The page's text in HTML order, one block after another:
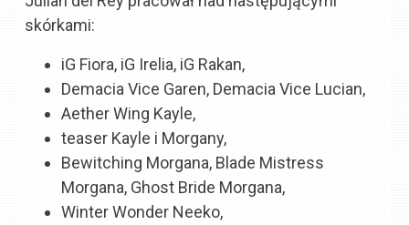
skórkami:
iG Fiora, iG Irelia, iG Rakan,
Demacia Vice Garen, Demacia Vice Lucian,
Aether Wing Kayle,
teaser Kayle i Morgany,
Bewitching Morgana, Blade Mistress
Morgana, Ghost Bride Morgana,
Winter Wonder Neeko,